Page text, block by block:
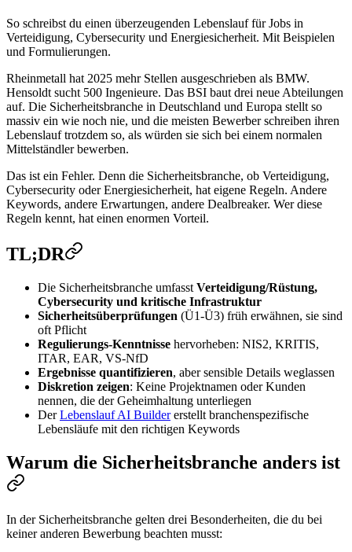
So schreibst du einen überzeugenden Lebenslauf für Jobs in
Verteidigung, Cybersecurity und Energiesicherheit. Mit Beispielen
und Formulierungen.
Rheinmetall hat 2025 mehr Stellen ausgeschrieben als BMW.
Hensoldt sucht 500 Ingenieure. Das BSI baut drei neue Abteilungen
auf. Die Sicherheitsbranche in Deutschland und Europa stellt so
massiv ein wie noch nie, und die meisten Bewerber schreiben ihren
Lebenslauf trotzdem so, als würden sie sich bei einem normalen
Mittelständler bewerben.
Das ist ein Fehler. Denn die Sicherheitsbranche, ob Verteidigung,
Cybersecurity oder Energiesicherheit, hat eigene Regeln. Andere
Keywords, andere Erwartungen, andere Dealbreaker. Wer diese
Regeln kennt, hat einen enormen Vorteil.
TL;DR
Die Sicherheitsbranche umfasst Verteidigung/Rüstung,
Cybersecurity und kritische Infrastruktur
Sicherheitsüberprüfungen (Ü1-Ü3) früh erwähnen, sie sind
oft Pflicht
Regulierungs-Kenntnisse hervorheben: NIS2, KRITIS,
ITAR, EAR, VS-NfD
Ergebnisse quantifizieren, aber sensible Details weglassen
Diskretion zeigen: Keine Projektnamen oder Kunden
nennen, die der Geheimhaltung unterliegen
DerLebenslauf AI Buildererstellt branchenspezifische
Lebensläufe mit den richtigen Keywords
Warum die Sicherheitsbranche anders ist
In der Sicherheitsbranche gelten drei Besonderheiten, die du bei
keiner anderen Bewerbung beachten musst: